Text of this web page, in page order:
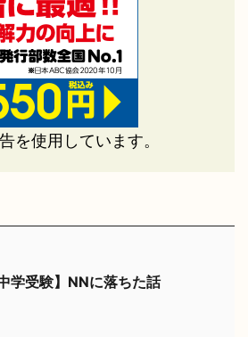
を使用しています。
中学受験】NNに落ちた話